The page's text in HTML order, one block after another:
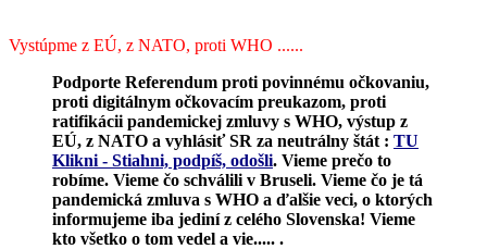
Vystúpme z EÚ, z NATO, proti WHO ......
Podporte Referendum proti povinnému očkovaniu,
proti digitálnym očkovacím preukazom, proti
ratifikácii pandemickej zmluvy s WHO, výstup z
EÚ, z NATO a vyhlásiť SR za neutrálny štát : TU
Klikni - Stiahni, podpíš, odošli. Vieme prečo to
robíme. Vieme čo schválili v Bruseli. Vieme čo je tá
pandemická zmluva s WHO a ďalšie veci, o ktorých
informujeme iba jediní z celého Slovenska! Vieme
kto všetko o tom vedel a vie..... .